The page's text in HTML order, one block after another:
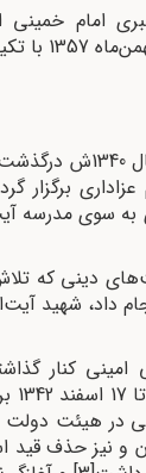
آیت‌الله‌العظمی سیدحسین
برگزار
به سوی مدرسه
دینی که
داد، شهید
کنار
و نیز حذف قید